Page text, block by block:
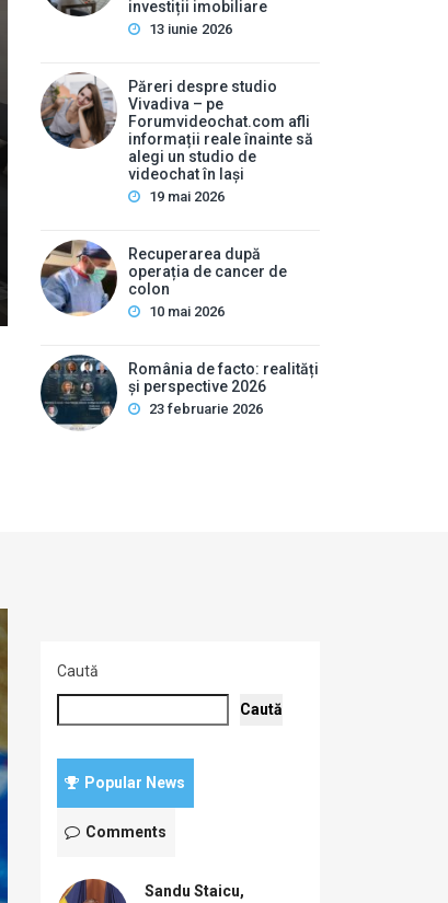
Cancerul de vezică
Mulți oameni ignoră durerile abdominale ușoare și
pot ascunde uneori afecțiuni hepatobiliare severe.
investiții imobiliare
13 iunie 2026
Păreri despre studio
Vivadiva – pe
Forumvideochat.com afli
informații reale înainte să
alegi un studio de
videochat în Iași
19 mai 2026
Recuperarea după
operația de cancer de
colon
10 mai 2026
România de facto: realități
și perspective 2026
23 februarie 2026
Caută
Caută
Popular News
Comments
Sandu Staicu,